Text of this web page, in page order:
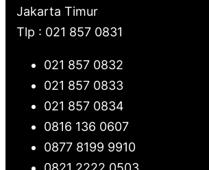
Jakarta Timur
Tlp : 021 857 0831
021 857 0832
021 857 0833
021 857 0834
0816 136 0607
0877 8199 9910